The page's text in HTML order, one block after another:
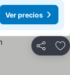
Ver precios
Compartir